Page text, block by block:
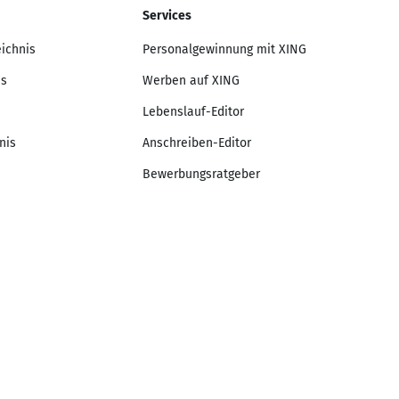
Services
Personalgewinnung mit XING
Werben auf XING
Lebenslauf-Editor
Anschreiben-Editor
Bewerbungsratgeber